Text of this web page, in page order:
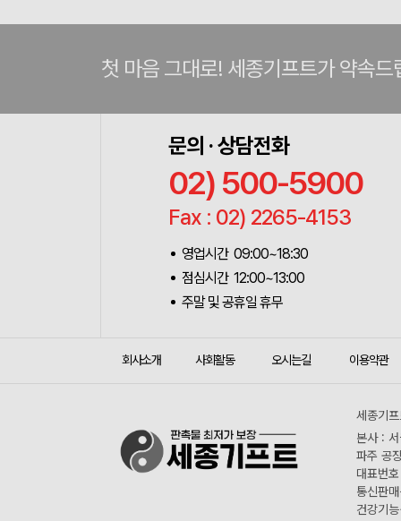
첫 마음 그대로! 세종기프트가 약속드
문의 · 상담전화
02) 500-5900
Fax : 02) 2265-4153
영업시간 09:00~18:30
점심시간 12:00~13:00
주말 및 공휴일 휴무
회사소개 사회활동 오시는길 이용약관
세종기
본사 :
파주 공
대표번
통신판
건강기